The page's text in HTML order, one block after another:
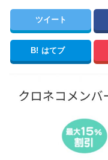
ツイート
B! はてブ